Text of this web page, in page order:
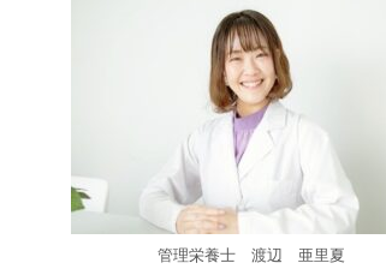
管理栄養士 渡辺 亜里夏